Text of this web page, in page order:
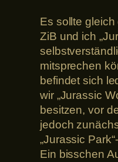
Es sollte
ZiB und ich
mitsprechen
befindet sich
wir „Jurassic
besitzen, vor
jedoch
„Jurassic
Ein bisschen